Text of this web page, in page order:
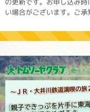
い場合がございます。ご承